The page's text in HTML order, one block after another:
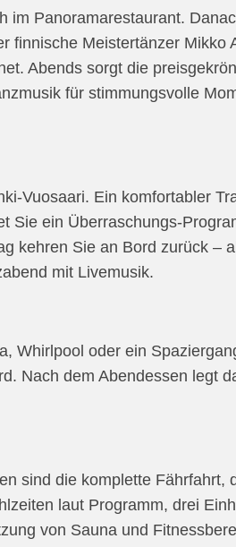
im Panoramarestaurant.
finnische Meistertänzer Mikko
Abends sorgt die
für stimmungsvolle
Vuosaari. Ein komfortabler
Sie ein Überraschungs-
kehren Sie an Bord zurück –
mit Livemusik.
Whirlpool oder ein
Nach dem Abendessen legt
sind die komplette Fährfahrt,
laut Programm, drei
von Sauna und